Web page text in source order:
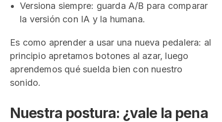
Versiona siempre: guarda A/B para comparar
la versión con IA y la humana.
Es como aprender a usar una nueva pedalera: al
principio apretamos botones al azar, luego
aprendemos qué suelda bien con nuestro
sonido.
Nuestra postura: ¿vale la pena